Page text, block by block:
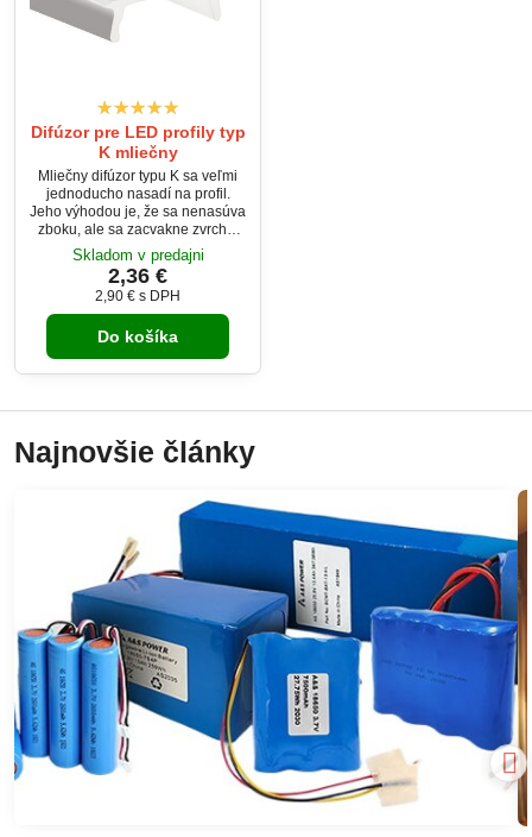
Difúzor pre LED profily typ
K mliečny
Mliečny difúzor typu K sa veľmi
jednoducho nasadí na profil.
Jeho výhodou je, že sa nenasúva
zboku, ale sa zacvakne zvrchu.
Mliečny kryt pre LED profily
prepustí 65% svetla z LED pásika
a jednotlivé svetelné body scelí.
Skladom v predajni
2,36 €
2,90 € s DPH
Do košíka
Najnovšie články